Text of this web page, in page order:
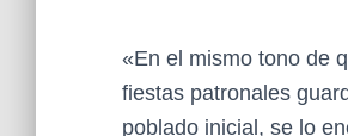
«En el mismo tono de
fiestas patronales
poblado inicial, se lo